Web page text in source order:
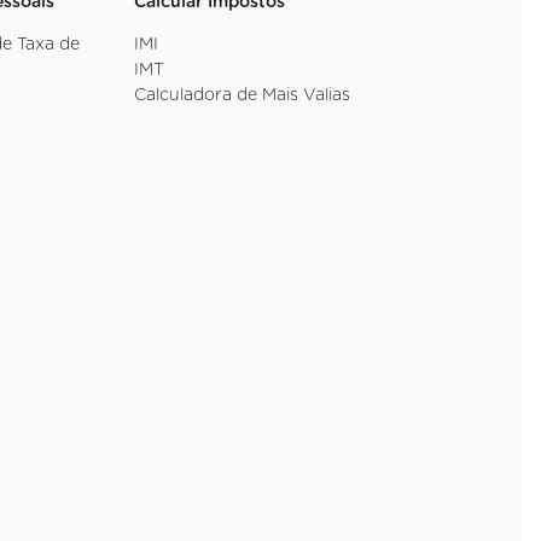
Taxa de
IMI
IMT
Calculadora de Mais Valias